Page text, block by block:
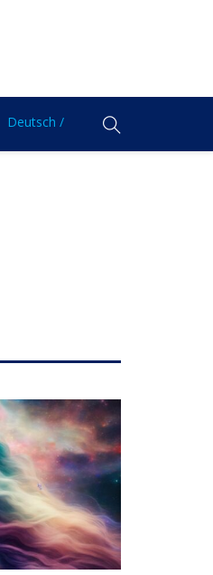
Deutsch /